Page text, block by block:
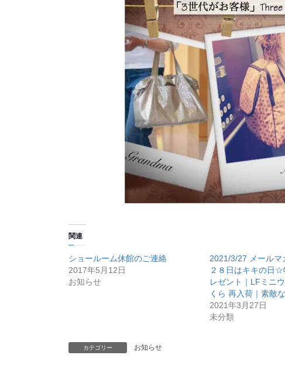
関連
ショールーム休館のご連絡
2017年5月12日
お知らせ
2021/3/27 メールマ
２８日はキキの日☆
レゼント｜LFミニ
くら 再入荷｜素敵
2021年3月27日
未分類
カテゴリー お知らせ